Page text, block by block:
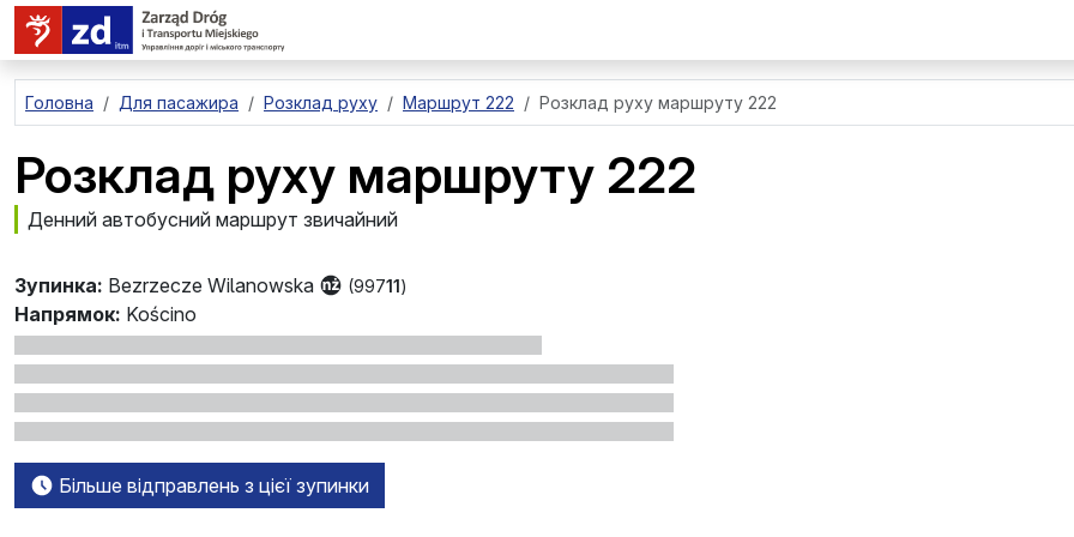
перейти до основного вмісту
Головна Для пасажира Розклад руху Маршрут 222 Розклад руху маршруту 222
Розклад руху маршруту 222
Денний автобусний маршрут звичайний
Зупинка: Bezrzecze Wilanowska (99711)
Напрямок: Kościno
Більше відправлень з цієї зупинки